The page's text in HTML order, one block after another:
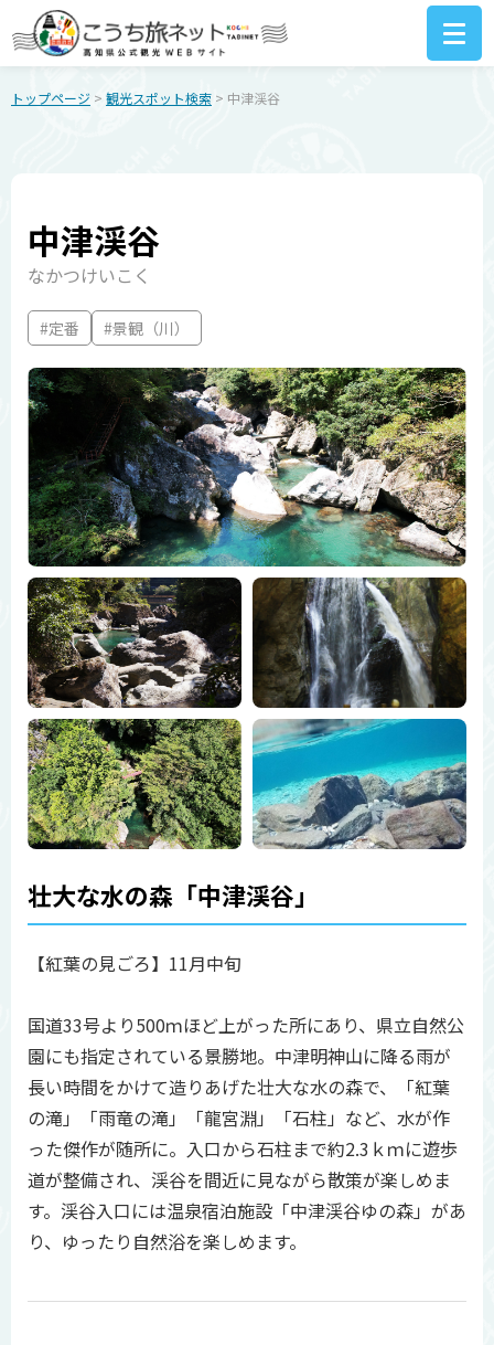
トップページ > 観光スポット検索 > 中津渓谷
中津渓谷
なかつけいこく
#定番 #景観（川）
壮大な水の森「中津渓谷」
【紅葉の見ごろ】11月中旬
国道33号より500ｍほど上がった所にあり、県立自然公
園にも指定されている景勝地。中津明神山に降る雨が
長い時間をかけて造りあげた壮大な水の森で、「紅葉
の滝」「雨竜の滝」「龍宮淵」「石柱」など、水が作
った傑作が随所に。入口から石柱まで約2.3ｋｍに遊歩
道が整備され、渓谷を間近に見ながら散策が楽しめま
す。渓谷入口には温泉宿泊施設「中津渓谷ゆの森」があ
り、ゆったり自然浴を楽しめます。